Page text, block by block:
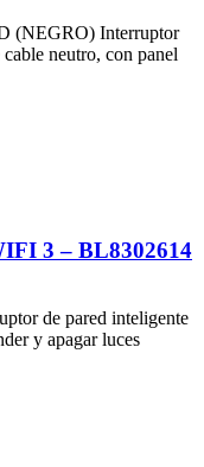
(NEGRO) Interruptor
neutro, con panel
3 – BL8302614
de pared inteligente
y apagar luces